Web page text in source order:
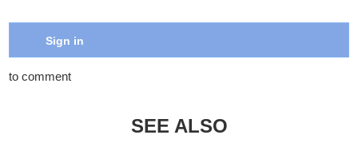
Sign in
to comment
SEE ALSO